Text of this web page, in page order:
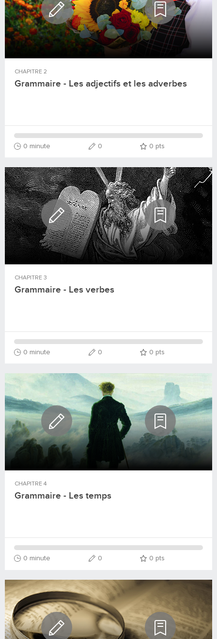
CHAPITRE 2
Grammaire - Les adjectifs et les adverbes
0 minute 0 0 pts
CHAPITRE 3
Grammaire - Les verbes
0 minute 0 0 pts
CHAPITRE 4
Grammaire - Les temps
0 minute 0 0 pts